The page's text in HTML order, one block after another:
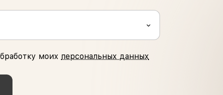
моих персональных данных